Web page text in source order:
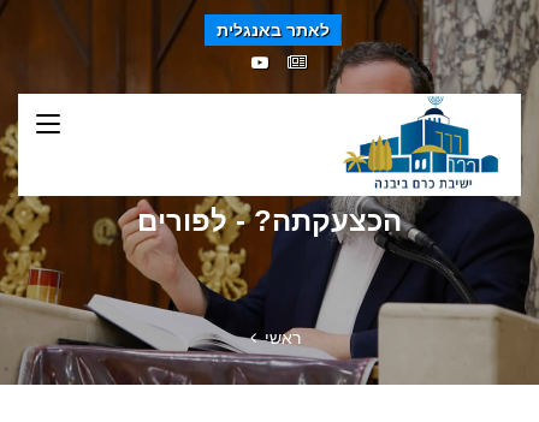
לאתר באנגלית
הכצעקתה? - לפורים
ראשי